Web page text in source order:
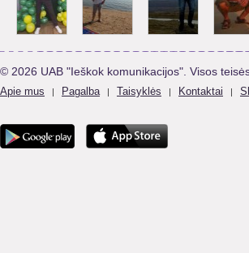
© 2026 UAB "Ieškok komunikacijos". Visos
Apie mus | Pagalba | Taisyklės | Kontaktai |